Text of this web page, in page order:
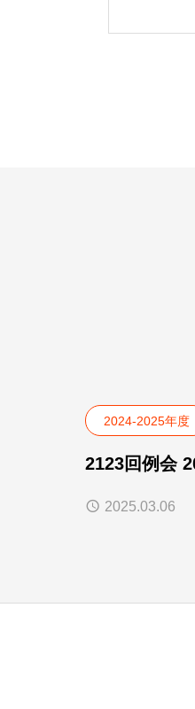
2024-2025年度
2123回例会
2025.03.06